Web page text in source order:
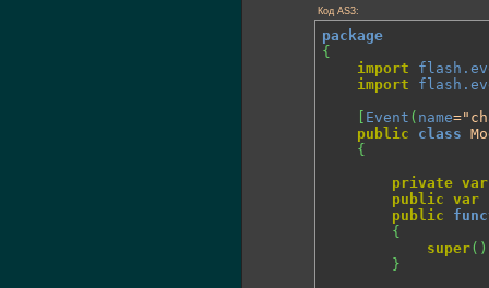
Код AS3:
package
{
import
import
Event ( name
public
class
{
private var
public var
public
{
super( )
}